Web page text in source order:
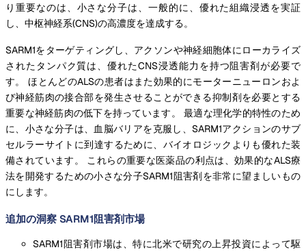
り重要なのは、小さな分子は、一般的に、優れた組織浸透を実証
し、中枢神経系(CNS)の高濃度を達成する。
SARM1をターゲティングし、アクソンや神経細胞体にローカライズ
されたタンパク質は、優れたCNS浸透能力を持つ阻害剤が必要で
す。 ほとんどのALSの患者はまた効果的にモーターニューロンおよ
び神経筋肉の接合部を発生させることができる抑制剤を必要とする
重要な神経筋肉の低下を持っています。 最適な理化学的特性のため
に、小さな分子は、血脳バリアを克服し、SARM1アクションのサブ
セルラーサイトに到達するために、バイオロジックよりも優れた装
備されています。 これらの重要な医薬品の利点は、効果的なALS療
法を開発するための小さな分子SARM1阻害剤を非常に望ましいもの
にします。
追加の洞察 SARM1阻害剤市場
SARM1阻害剤市場は、特に北米で研究の上昇投資によって駆